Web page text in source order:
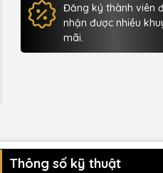
Đăng ký thành viên
nhận được nhiều
mãi.
Thông số kỹ thuật